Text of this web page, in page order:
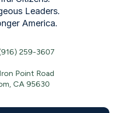
Leaders.
America.
259-3607
Point Road
CA 95630